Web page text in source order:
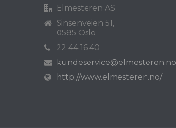
Elmesteren AS
Sinsenveien 51,
0585 Oslo
22 44 16 40
kundeservice@elmesteren.no
http://www.elmesteren.no/